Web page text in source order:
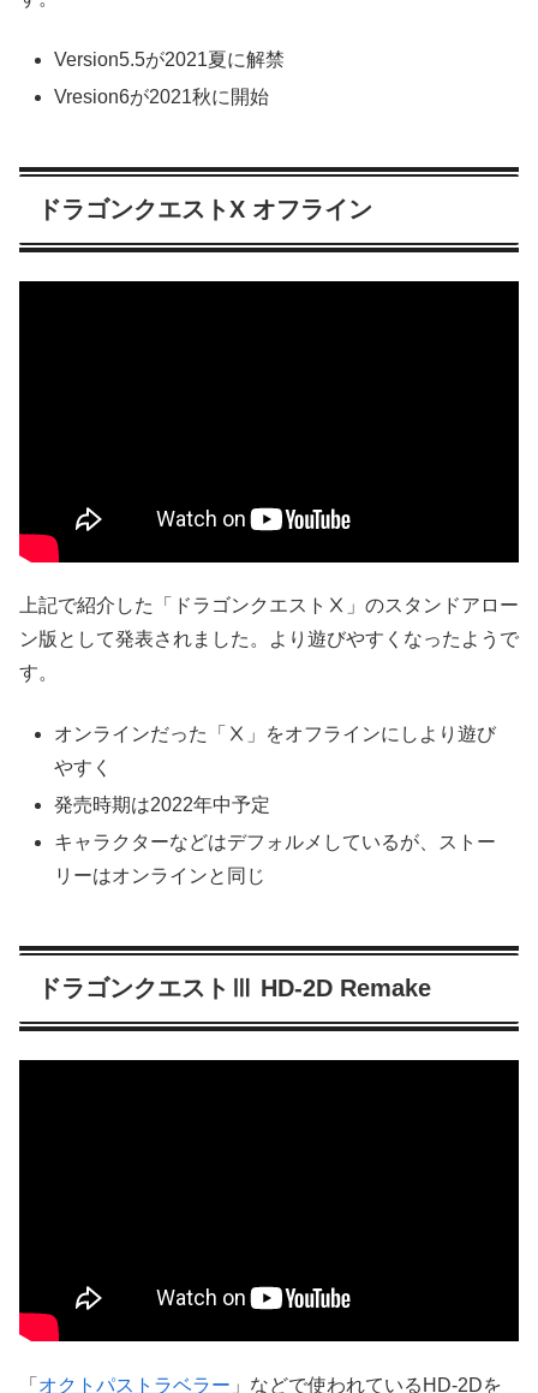
Version5.5が2021夏に解禁
Vresion6が2021秋に開始
ドラゴンクエストX オフライン
上記で紹介した「ドラゴンクエストⅩ」のスタンドアロー
ン版として発表されました。より遊びやすくなったようで
す。
オンラインだった「Ⅹ」をオフラインにしより遊び
やすく
発売時期は2022年中予定
キャラクターなどはデフォルメしているが、ストー
リーはオンラインと同じ
ドラゴンクエストⅢ HD-2D Remake
「 オクトパストラベラー 」などで使われているHD-2Dを